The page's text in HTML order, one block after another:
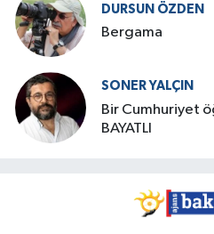
DURSUN ÖZDEN
Bergama
SONER YALÇIN
Bir Cumhuriyet
BAYATLI